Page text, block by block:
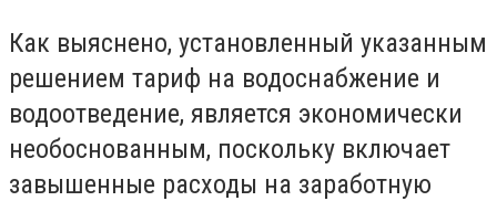
Как выяснено, установленный указанным
решением тариф на водоснабжение и
водоотведение, является экономически
необоснованным, поскольку включает
завышенные расходы на заработную